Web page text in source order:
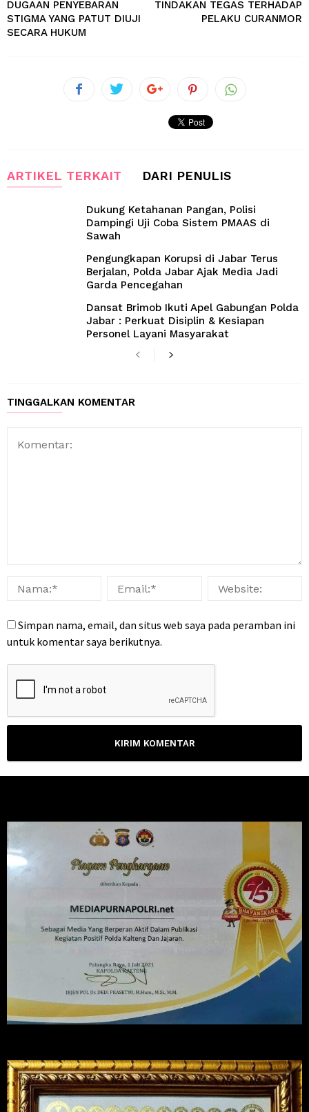
DUGAAN PENYEBARAN
STIGMA YANG PATUT DIUJI
SECARA HUKUM
TINDAKAN TEGAS TERHADAP
PELAKU CURANMOR
ARTIKEL TERKAIT DARI PENULIS
Dukung Ketahanan Pangan, Polisi
Dampingi Uji Coba Sistem PMAAS di
Sawah
Pengungkapan Korupsi di Jabar Terus
Berjalan, Polda Jabar Ajak Media Jadi
Garda Pencegahan
Dansat Brimob Ikuti Apel Gabungan Polda
Jabar : Perkuat Disiplin & Kesiapan
Personel Layani Masyarakat
TINGGALKAN KOMENTAR
Simpan nama, email, dan situs web saya pada peramban ini
untuk komentar saya berikutnya.